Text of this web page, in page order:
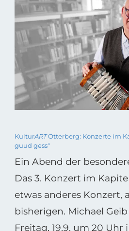
KulturARTOtterberg: Konzerte im
guud gess“
Ein Abend der
Das 3. Konzert im
etwas anderes Konzert,
bisherigen. Michael
Freitag, 19.9. um 20 Uhr